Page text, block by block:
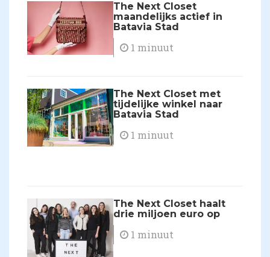
The Next Closet
maandelijks actief in
Batavia Stad
1 minuut
The Next Closet met
tijdelijke winkel naar
Batavia Stad
1 minuut
The Next Closet haalt
drie miljoen euro op
1 minuut